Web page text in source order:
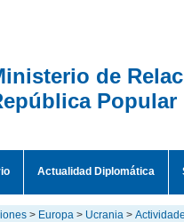
de
Popular
Actualidad Diplomática
> Europa > Ucrania >